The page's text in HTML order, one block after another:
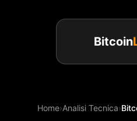
Bitcoin
Home›Analisi Tecnica›